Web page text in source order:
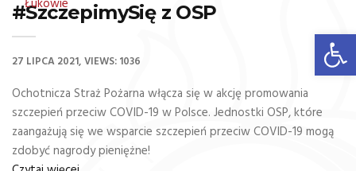
#SzczepimySię z OSP
27 LIPCA 2021 VIEWS: 1036
Ochotnicza Straż Pożarna włącza się w akcję promowania
szczepień przeciw COVID-19 w Polsce. Jednostki OSP, które
zaangażują się we wsparcie szczepień przeciw COVID-19 mogą
zdobyć nagrody pieniężne!